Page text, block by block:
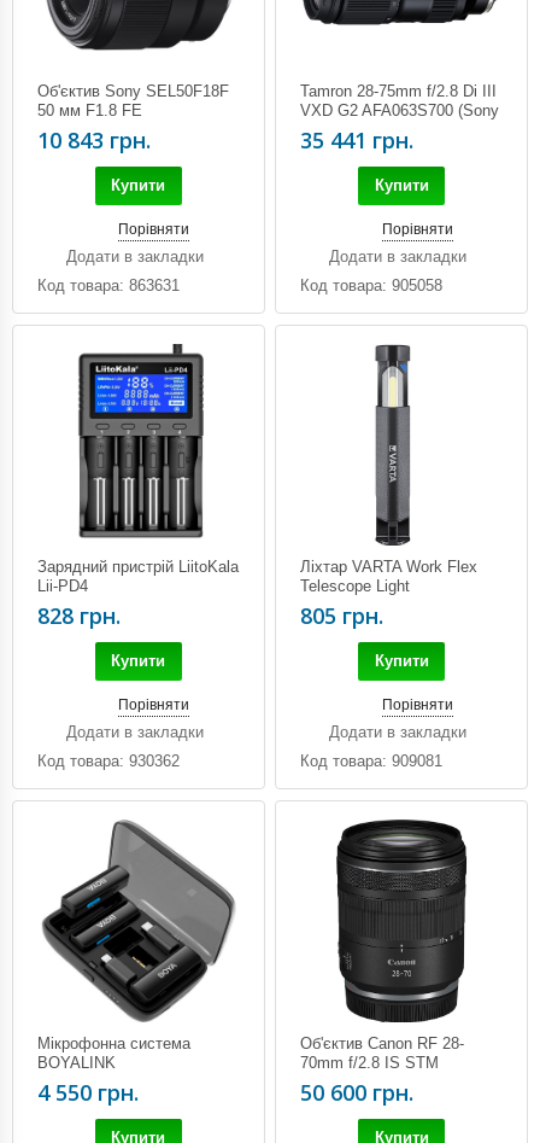
Об'єктив Sony SEL50F18F
50 мм F1.8 FE
10 843 грн.
Купити
Порівняти
Додати в закладки
Код товара: 863631
Tamron 28-75mm f/2.8 Di III
VXD G2 AFA063S700 (Sony
E)
35 441 грн.
Купити
Порівняти
Додати в закладки
Код товара: 905058
Зарядний пристрій LiitoKala
Lii-PD4
828 грн.
Купити
Порівняти
Додати в закладки
Код товара: 930362
Ліхтар VARTA Work Flex
Telescope Light
805 грн.
Купити
Порівняти
Додати в закладки
Код товара: 909081
Мікрофонна система
BOYALINK
4 550 грн.
Купити
Об'єктив Canon RF 28-
70mm f/2.8 IS STM
50 600 грн.
Купити